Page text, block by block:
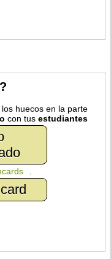
huecos en la parte
con tusestudiantes